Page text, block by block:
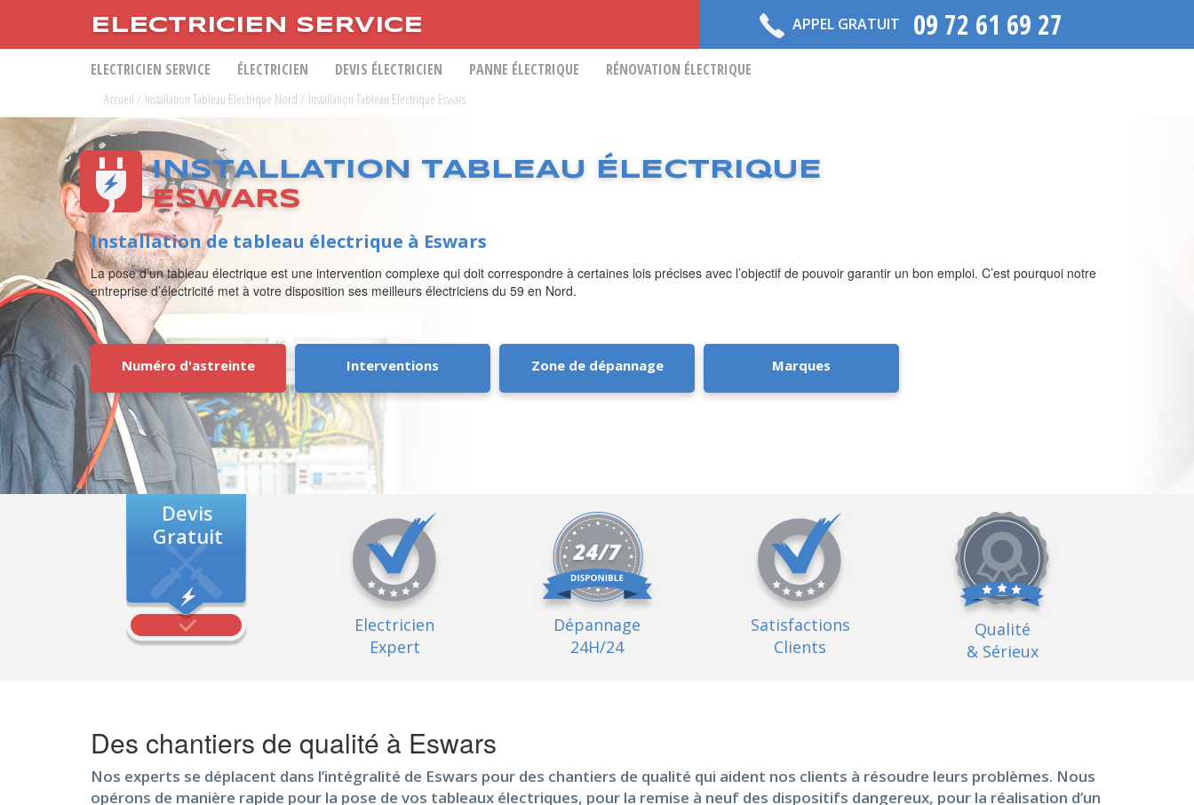
ELECTRICIEN SERVICE APPEL GRATUIT 09 72 61 69 27
ELECTRICIEN SERVICE ÉLECTRICIEN DEVIS ÉLECTRICIEN PANNE ÉLECTRIQUE RÉNOVATION ÉLECTRIQUE
Accueil / Installation Tableau Electrique Nord / Installation Tableau Electrique Eswars
INSTALLATION TABLEAU ÉLECTRIQUE
ESWARS
Installation de tableau électrique à Eswars
La pose d’un tableau électrique est une intervention complexe qui doit correspondre à certaines lois précises avec l’objectif de pouvoir garantir un bon emploi. C’est pourquoi notre
entreprise d’électricité met à votre disposition ses meilleurs électriciens du 59 en Nord.
Numéro d'astreinte Interventions Zone de dépannage Marques
Devis
Gratuit
Electricien
Expert
Dépannage
24H/24
Satisfactions
Clients
Qualité
& Sérieux
Des chantiers de qualité à Eswars
Nos experts se déplacent dans l’intégralité de Eswars pour des chantiers de qualité qui aident nos clients à résoudre leurs problèmes. Nous
opérons de manière rapide pour la pose de vos tableaux électriques, pour la remise à neuf des dispositifs dangereux, pour la réalisation d’un